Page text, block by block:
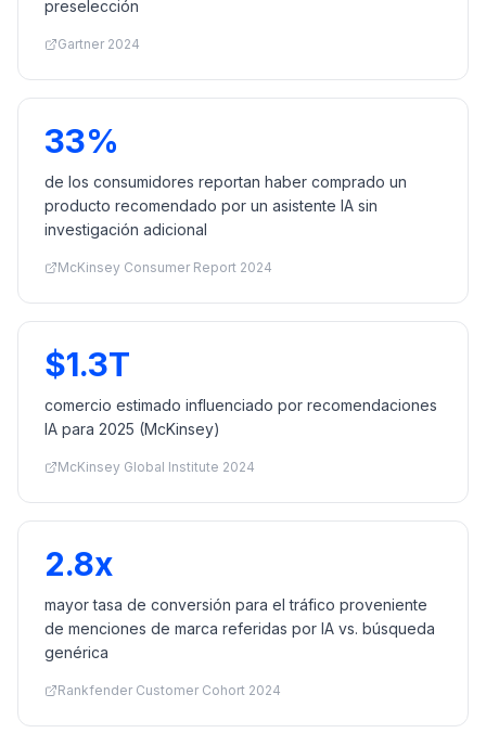
preselección
Gartner 2024
33%
de los consumidores reportan haber comprado un
producto recomendado por un asistente IA sin
investigación adicional
McKinsey Consumer Report 2024
$1.3T
comercio estimado influenciado por recomendaciones
IA para 2025 (McKinsey)
McKinsey Global Institute 2024
2.8x
mayor tasa de conversión para el tráfico proveniente
de menciones de marca referidas por IA vs. búsqueda
genérica
Rankfender Customer Cohort 2024